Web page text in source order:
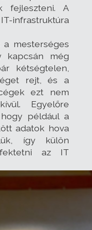
fejleszteni. A
infrastruktúra
mesterséges
kapcsán még
kétségtelen,
rejt, és a
ezt nem
Egyelőre
például a
adatok hova
így külön
az IT